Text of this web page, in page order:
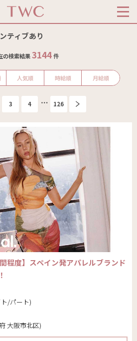
ティブあり
の検索結果3144件
人気順 時給順 月給順
3 4 126
程度】スペイン発アパレルブランド
/パート)
大阪市北区)